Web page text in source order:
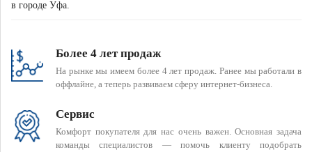
в городе Уфа.
Более 4 лет продаж
На рынке мы имеем более 4 лет продаж. Ранее мы работали в
оффлайне, а теперь развиваем сферу интернет-бизнеса.
Сервис
Комфорт покупателя для нас очень важен. Основная задача
команды специалистов — помочь клиенту подобрать